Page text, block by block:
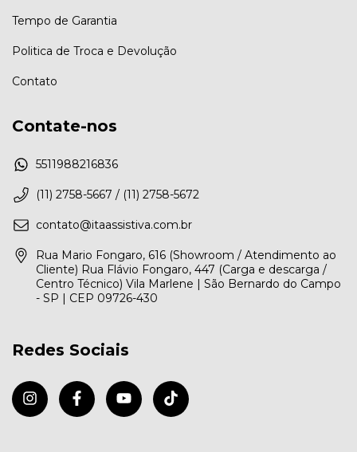
Tempo de Garantia
Politica de Troca e Devolução
Contato
Contate-nos
5511988216836
(11) 2758-5667 / (11) 2758-5672
contato@itaassistiva.com.br
Rua Mario Fongaro, 616 (Showroom / Atendimento ao
Cliente) Rua Flávio Fongaro, 447 (Carga e descarga /
Centro Técnico) Vila Marlene | São Bernardo do Campo
- SP | CEP 09726-430
Redes Sociais